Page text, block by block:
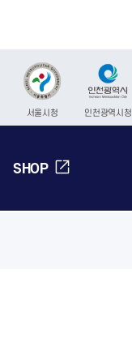
서울시청 인천광역시청
SHOP